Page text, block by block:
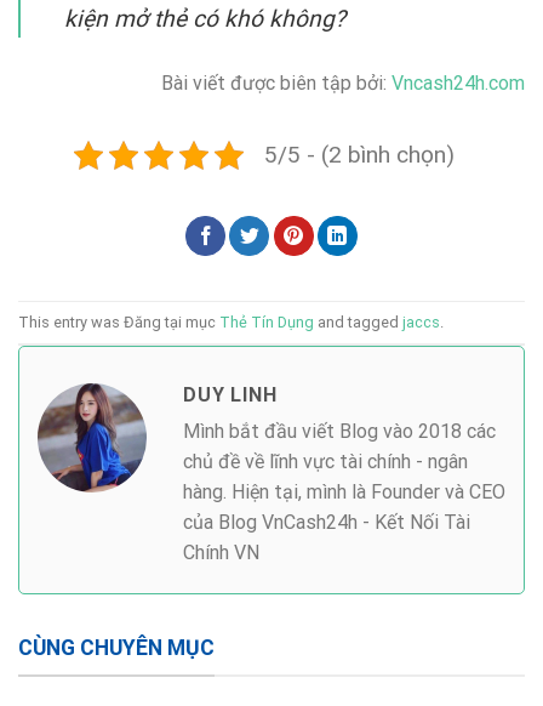
kiện mở thẻ có khó không?
Bài viết được biên tập bởi: Vncash24h.com
5/5 - (2 bình chọn)
This entry was Đăng tại mục Thẻ Tín Dụng and tagged jaccs
DUY LINH
Mình bắt đầu viết Blog vào 2018 các
chủ đề về lĩnh vực tài chính - ngân
hàng. Hiện tại, mình là Founder và CEO
của Blog VnCash24h - Kết Nối Tài
Chính VN
CÙNG CHUYÊN MỤC